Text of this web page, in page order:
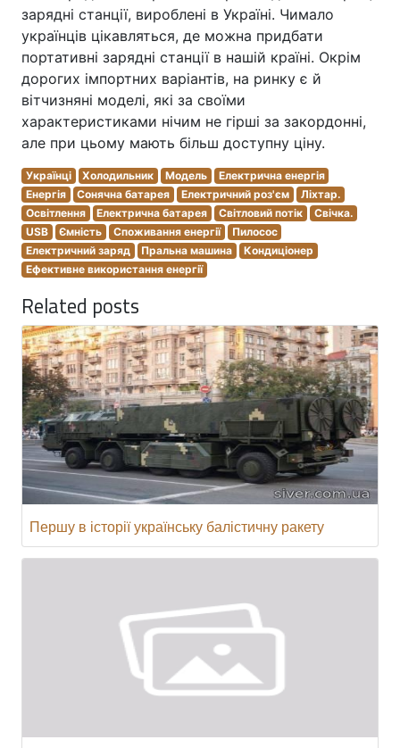
зарядні станції, вироблені в Україні. Чимало
українців цікавляться, де можна придбати
портативні зарядні станції в нашій країні. Окрім
дорогих імпортних варіантів, на ринку є й
вітчизняні моделі, які за своїми
характеристиками нічим не гірші за закордонні,
але при цьому мають більш доступну ціну.
Українці Холодильник Модель
Електрична енергія
Енергія
Сонячна батарея Електричний роз'єм
Ліхтар.
Освітлення
Електрична батарея Світловий потік
Свічка.
USB
Ємність Споживання енергії
Пилосос
Електричний заряд
Пральна машина
Кондиціонер
Ефективне використання енергії
Related posts
Першу в історії українську балістичну ракету